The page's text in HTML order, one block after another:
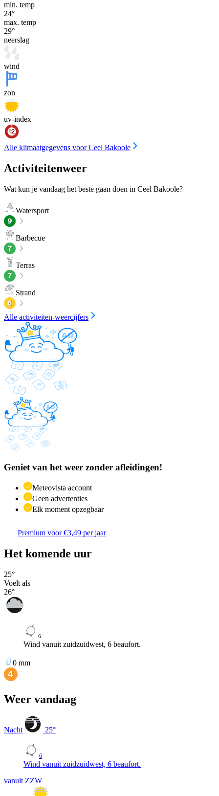
min. temp
24°
max. temp
29°
neerslag
wind
zon
uv-index
Alle klimaatgegevens voor Ceel Bakoole
Activiteitenweer
Wat kun je vandaag het beste gaan doen in Ceel Bakoole?
Watersport
Barbecue
Terras
Strand
Alle activiteiten-weercijfers
Geniet van het weer zonder afleidingen!
Meteovista account
Geen advertenties
Elk moment opzegbaar
Premium voor €3,49 per jaar
Het komende uur
25°
Voelt als
26°
6
Wind vanuit zuidzuidwest, 6 beaufort.
0 mm
Weer vandaag
Nacht 25°
6
Wind vanuit zuidzuidwest, 6 beaufort.
vanuit ZZW